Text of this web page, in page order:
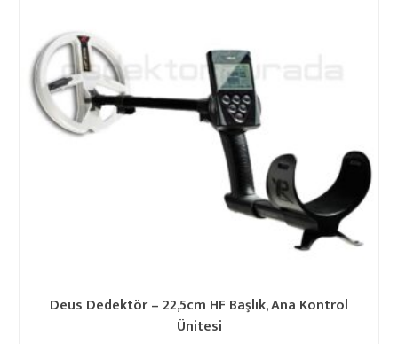
Deus Dedektör – 22,5cm HF Başlık, Ana Kontrol
Ünitesi